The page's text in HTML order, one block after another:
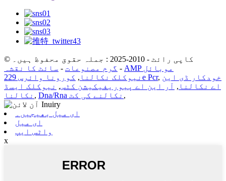
© کاپی رائٹ - 2010-2025 : جملہ حقوق محفوظ ہیں۔
گرم مصنوعات - سائٹ کا نقشہ -
AMP موبائل
نیوکلک نکالنا , کورونا وائرس 229e Pcr, خودکار ڈی این
اے نکالنا , آر این اے پیوریفیکیشن کٹس, نیوکلک ایسڈ
نکالنا , Dna/Rna نکالنے کی کٹ ,
ای میل بھیجیں۔
ای میل
واٹس ایپ
x